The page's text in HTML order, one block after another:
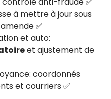
anti-fraude ✅
à mettre à jour sous
✅
et auto:
et ajustement de
coordonnés
et courriers ✅